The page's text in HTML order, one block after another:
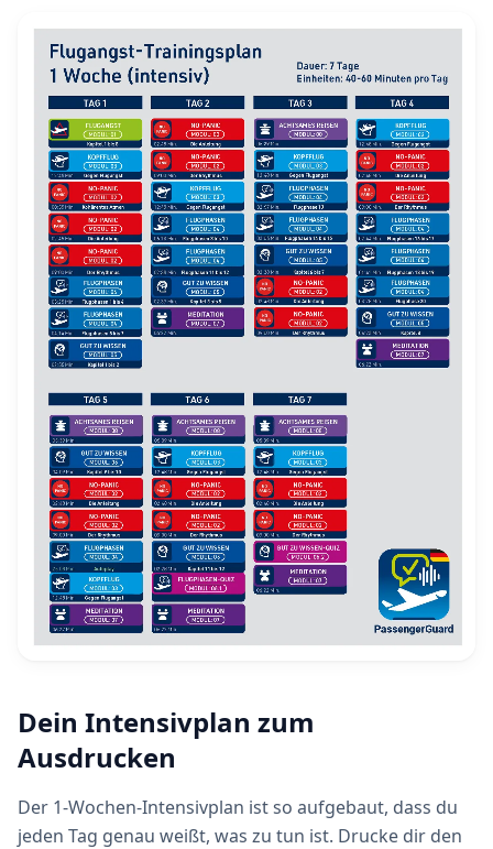
Dein Intensivplan zum
Ausdrucken
Der 1-Wochen-Intensivplan ist so aufgebaut, dass du
jeden Tag genau weißt, was zu tun ist. Drucke dir den